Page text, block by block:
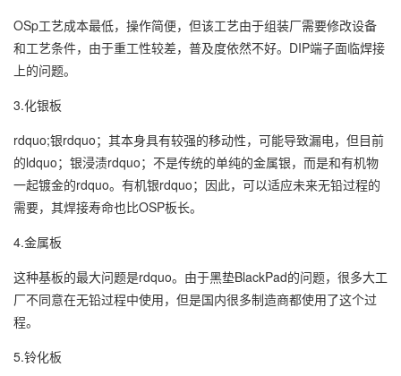
OSp工艺成本最低，操作简便，但该工艺由于组装厂需要修改设备
和工艺条件，由于重工性较差，普及度依然不好。DIP端子面临焊接
上的问题。
3.化银板
rdquo;银rdquo；其本身具有较强的移动性，可能导致漏电，但目前
的ldquo；银浸渍rdquo；不是传统的单纯的金属银，而是和有机物
一起镀金的rdquo。有机银rdquo；因此，可以适应未来无铅过程的
需要，其焊接寿命也比OSP板长。
4.金属板
这种基板的最大问题是rdquo。由于黑垫BlackPad的问题，很多大工
厂不同意在无铅过程中使用，但是国内很多制造商都使用了这个过
程。
5.铃化板